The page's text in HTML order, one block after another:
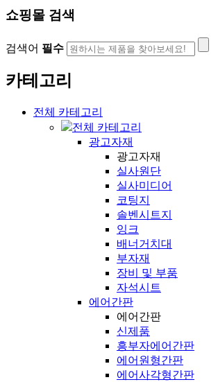
쇼핑몰 검색
검색어 필수
카테고리
전체 카테고리
전체 카테고리
광고자재
광고자재
실사원단
실사미디어
코팅지
솔벤시트지
잉크
배너거치대
부자재
장비 및 부품
자석시트
에어간판
에어간판
신제품
흥부자에어간판
에어원형간판
에어사각형간판